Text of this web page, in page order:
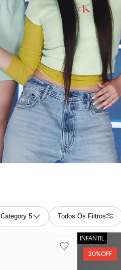
Category 5 Todos Os Filtros
20%OFF